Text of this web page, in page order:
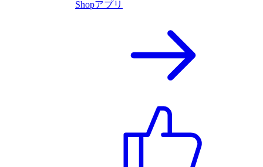
Shopアプリ